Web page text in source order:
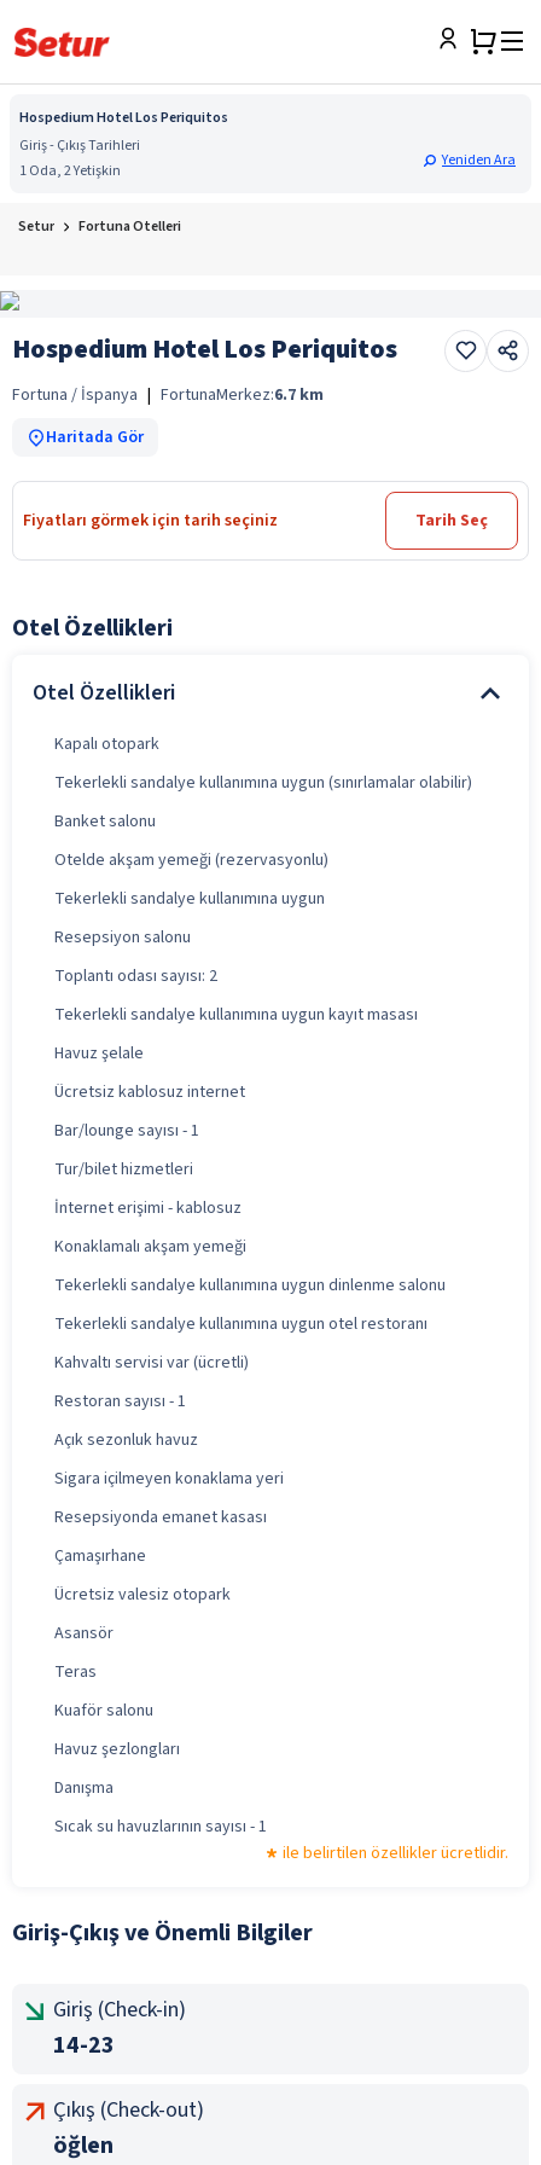
Hospedium Hotel Los Periquitos
Giriş - Çıkış Tarihleri
1 Oda, 2 Yetişkin
Yeniden Ara
Setur Fortuna Otelleri
Hospedium Hotel Los Periquitos
Fortuna / İspanya | FortunaMerkez:6.7 km
Haritada Gör
Fiyatları görmek için tarih seçiniz Tarih Seç
Otel Özellikleri
Otel Özellikleri
Kapalı otopark
Tekerlekli sandalye kullanımına uygun (sınırlamalar olabilir)
Banket salonu
Otelde akşam yemeği (rezervasyonlu)
Tekerlekli sandalye kullanımına uygun
Resepsiyon salonu
Toplantı odası sayısı: 2
Tekerlekli sandalye kullanımına uygun kayıt masası
Havuz şelale
Ücretsiz kablosuz internet
Bar/lounge sayısı - 1
Tur/bilet hizmetleri
İnternet erişimi - kablosuz
Konaklamalı akşam yemeği
Tekerlekli sandalye kullanımına uygun dinlenme salonu
Tekerlekli sandalye kullanımına uygun otel restoranı
Kahvaltı servisi var (ücretli)
Restoran sayısı - 1
Açık sezonluk havuz
Sigara içilmeyen konaklama yeri
Resepsiyonda emanet kasası
Çamaşırhane
Ücretsiz valesiz otopark
Asansör
Teras
Kuaför salonu
Havuz şezlongları
Danışma
Sıcak su havuzlarının sayısı - 1
ile belirtilen özellikler ücretlidir.
Giriş-Çıkış ve Önemli Bilgiler
Giriş (Check-in)
14-23
Çıkış (Check-out)
öğlen